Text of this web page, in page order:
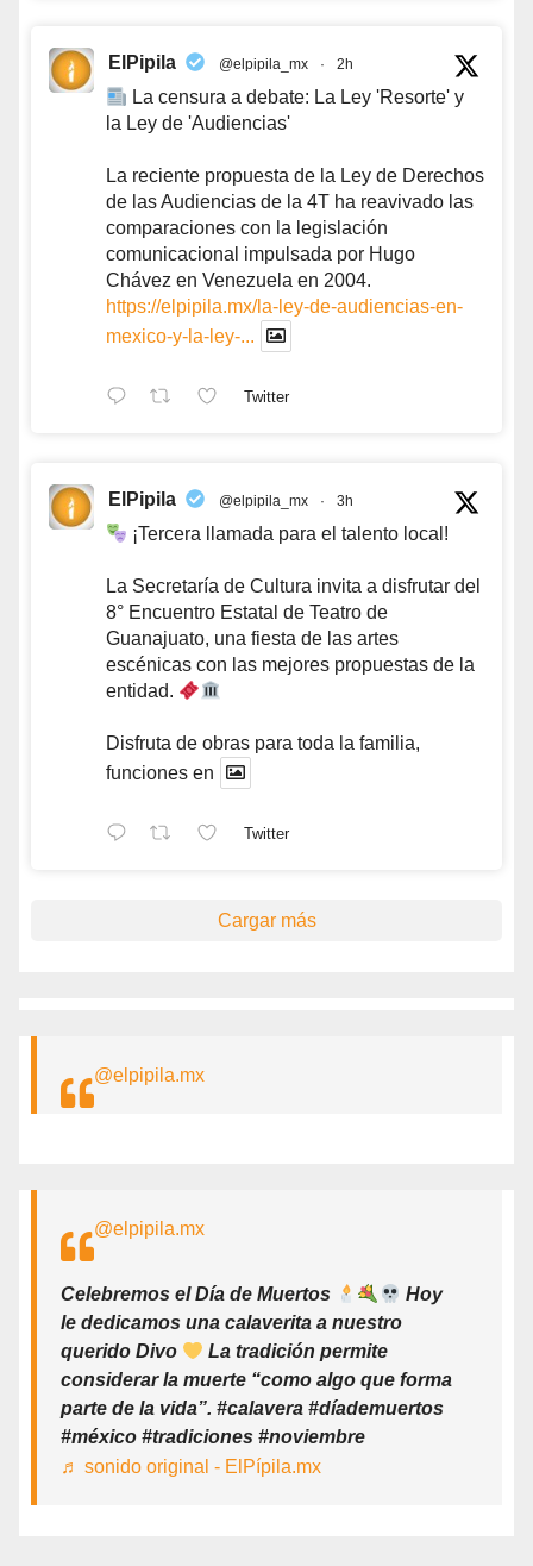
ElPipila @elpipila_mx · 2h
La censura a debate: La Ley 'Resorte' y
la Ley de 'Audiencias'
La reciente propuesta de la Ley de Derechos
de las Audiencias de la 4T ha reavivado las
comparaciones con la legislación
comunicacional impulsada por Hugo
Chávez en Venezuela en 2004.
https://elpipila.mx/la-ley-de-audiencias-en-
mexico-y-la-ley-...
Twitter
ElPipila @elpipila_mx · 3h
¡Tercera llamada para el talento local!
La Secretaría de Cultura invita a disfrutar del
8° Encuentro Estatal de Teatro de
Guanajuato, una fiesta de las artes
escénicas con las mejores propuestas de la
entidad.
Disfruta de obras para toda la familia,
funciones en
Twitter
Cargar más
@elpipila.mx
@elpipila.mx
Celebremos el Día de Muertos
Hoy
le dedicamos una calaverita a nuestro
querido Divo
La tradición permite
considerar la muerte “como algo que forma
parte de la vida”. #calavera #díademuertos
#méxico #tradiciones #noviembre
♬ sonido original - ElPípila.mx